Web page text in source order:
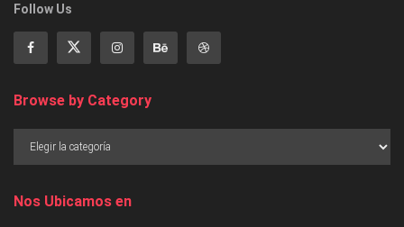
Follow Us
Browse by Category
Nos Ubicamos en